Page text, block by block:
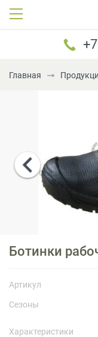
САНКТ-
Главная
Ботинки
Артикул
Сезоны
Характеристики